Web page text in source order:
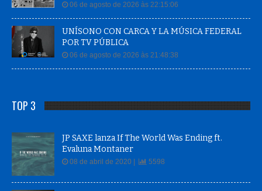
06 de agosto de 2026 às 22:15:06
UNÍSONO CON CARCA Y LA MÚSICA FEDERAL
POR TV PÚBLICA
06 de agosto de 2026 às 21:48:38
TOP 3
JP SAXE lanza If The World Was Ending ft.
Evaluna Montaner
08 de abril de 2020 | 5598